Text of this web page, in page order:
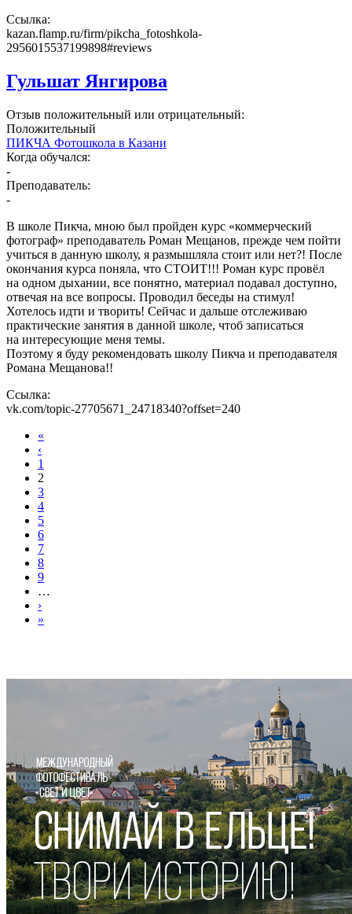
Ссылка:
kazan.flamp.ru/firm/pikcha_fotoshkola-
2956015537199898#reviews
Гульшат Янгирова
Отзыв положительный или отрицательный:
Положительный
ПИКЧА Фотошкола в Казани
Когда обучался:
-
Преподаватель:
-
В школе Пикча, мною был пройден курс «коммерческий
фотограф» преподаватель Роман Мещанов, прежде чем пойти
учиться в данную школу, я размышляла стоит или нет?! После
окончания курса поняла, что СТОИТ!!! Роман курс провёл
на одном дыхании, все понятно, материал подавал доступно,
отвечая на все вопросы. Проводил беседы на стимул!
Хотелось идти и творить! Сейчас и дальше отслеживаю
практические занятия в данной школе, чтоб записаться
на интересующие меня темы.
Поэтому я буду рекомендовать школу Пикча и преподавателя
Романа Мещанова!!
Ссылка:
vk.com/topic-27705671_24718340?offset=240
«
‹
1
2
3
4
5
6
7
8
9
…
›
»